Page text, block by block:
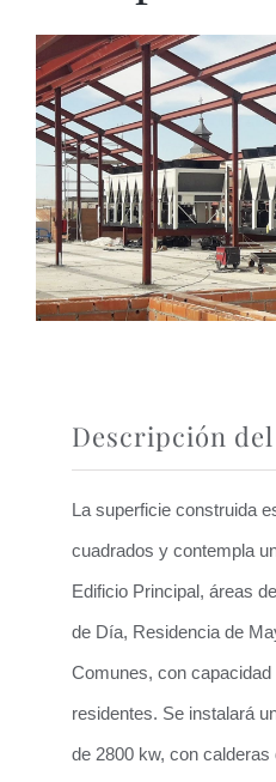
Descripción
La superficie construida
cuadrados y contempla
Edificio Principal, áreas
de Día, Residencia de
Comunes, con
residentes. Se instalará
de 2800 kw, con